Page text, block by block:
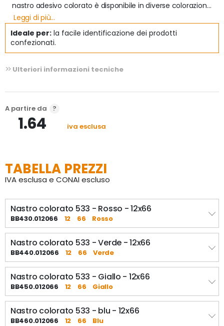
nastro adesivo colorato è disponibile in diverse colorazioni
quali: rosso, giallo, verde, blu. Questo nastro in pvc
presenta le stesse caratteristiche del nastro in pvc 533
risulta disponibile nei colori trasparente, bianco ed avana.
l'aggiunta della colorazione per particolari esigenze di
Caratteristiche del nastro adesivo colorato 533
- Materiale: PVC
- Tipo colla: adesivo in gomma resina naturale
Leggi di più...
Ideale per: la facile identificazione dei prodotti
confezionati.
Ulteriori informazioni tecniche
A partire da
1.64 iva esclusa
TABELLA PREZZI
IVA esclusa e CONAI escluso
Nastro colorato 533 - Rosso - 12x66
BB430.012066 12 66 Rosso
Nastro colorato 533 - Verde - 12x66
BB440.012066 12 66 Verde
Nastro colorato 533 - Giallo - 12x66
BB450.012066 12 66 Giallo
Nastro colorato 533 - blu - 12x66
BB460.012066 12 66 Blu